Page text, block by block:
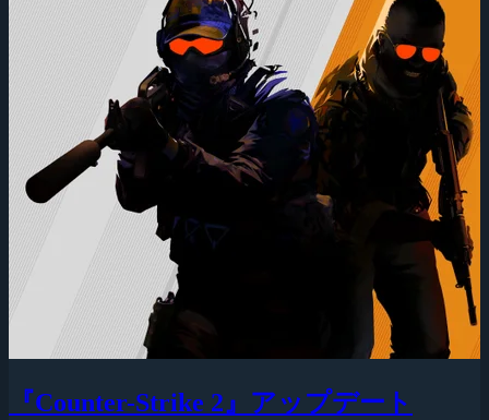
『Counter-Strike 2』アップデート